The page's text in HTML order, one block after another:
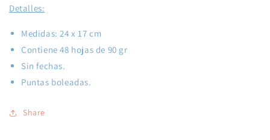
Detalles:
Medidas: 24 x 17 cm
Contiene 48 hojas de 90 gr
Sin fechas.
Puntas boleadas.
Share